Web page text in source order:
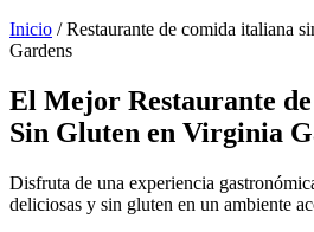
Inicio / Restaurante de comida italiana
Gardens
El Mejor Restaurante
Sin Gluten en Virginia
Disfruta de una experiencia
deliciosas y sin gluten en un ambiente